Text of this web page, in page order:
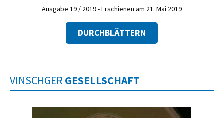
Ausgabe 19 / 2019 - Erschienen am 21. Mai 2019
DURCHBLÄTTERN
VINSCHGER GESELLSCHAFT